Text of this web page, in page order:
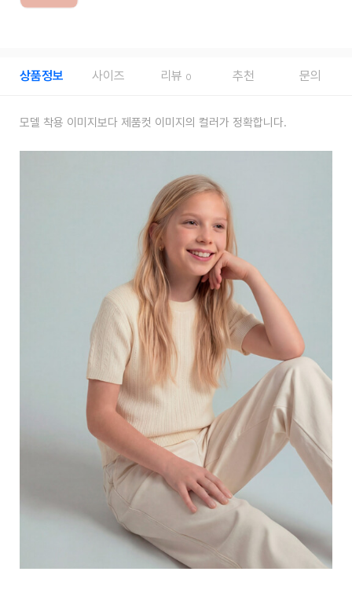
상품정보 사이즈 리뷰 0 추천 문의
모델 착용 이미지보다 제품컷 이미지의 컬러가 정확합니다.